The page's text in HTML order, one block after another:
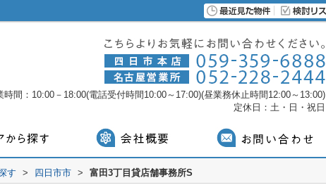
時間：10:00－18:00(電話受付時間10:00～17:00)(昼業務休止時間12:00～13:00)
定休日：土・日・祝日
す > 四日市市 > 富田3丁目貸店舗事務所S